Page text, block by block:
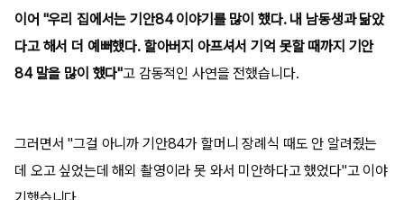
이어 "우리 집에서는 기안84 이야기를 많이 했다. 내 남동생과 닮았
다고 해서 더 예뻐했다. 할아버지 아프셔서 기억 못할 때까지 기안
84 말을 많이 했다"고 감동적인 사연을 전했습니다.
그러면서 "그걸 아니까 기안84가 할머니 장례식 때도 안 알려줬는
데 오고 싶었는데 해외 촬영이라 못 와서 미안하다고 했었다"고 이야